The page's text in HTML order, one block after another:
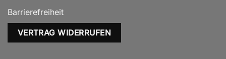
Barrierefreiheit
VERTRAG WIDERRUFEN